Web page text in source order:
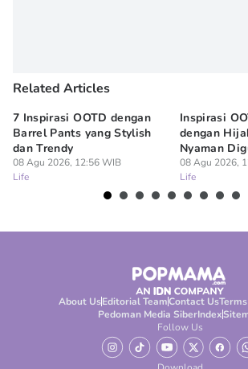
Related Articles
7 Inspirasi OOTD dengan
Barrel Pants yang Stylish
dan Trendy
08 Agu 2026, 12:56 WIB
Life
Inspirasi
dengan
Nyaman
08 Agu 2026,
Life
About UsEditorial TeamContact Us
Pedoman Media SiberIndex
Follow Us